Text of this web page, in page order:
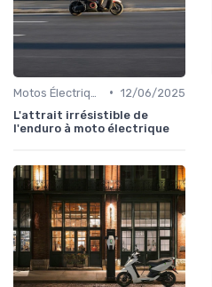
• 12/06/2025
L'attrait irrésistible de
l'enduro à moto électrique